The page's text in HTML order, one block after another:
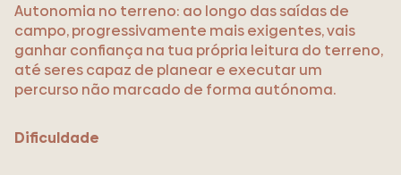
Autonomia no terreno: ao longo das saídas de
campo, progressivamente mais exigentes, vais
ganhar confiança na tua própria leitura do terreno,
até seres capaz de planear e executar um
percurso não marcado de forma autónoma.
Dificuldade